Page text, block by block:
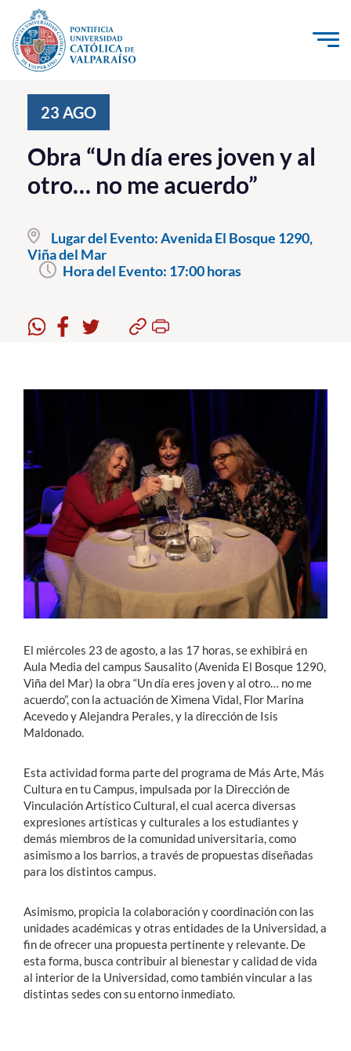
Click acá para ir directamente al contenido
Investigación, Creación e Innovación
PUCV Internacional
Vinculación con el Medio
Admisión
Pregrado
Estudiantes
Académicos
Funcionarios
Alumni
English
23 AGO
Obra “Un día eres joven y al
otro… no me acuerdo”
Lugar del Evento:Avenida El Bosque 1290,
Viña del Mar
Hora del Evento: 17:00 horas
El miércoles 23 de agosto, a las 17 horas, se exhibirá en
Aula Media del campus Sausalito (Avenida El Bosque 1290,
Viña del Mar) la obra “Un día eres joven y al otro… no me
acuerdo”, con la actuación de Ximena Vidal, Flor Marina
Acevedo y Alejandra Perales, y la dirección de Isis
Maldonado.
Esta actividad forma parte del programa de Más Arte, Más
Cultura en tu Campus, impulsada por la Dirección de
Vinculación Artístico Cultural, el cual acerca diversas
expresiones artísticas y culturales a los estudiantes y
demás miembros de la comunidad universitaria, como
asimismo a los barrios, a través de propuestas diseñadas
para los distintos campus.
Asimismo, propicia la colaboración y coordinación con las
unidades académicas y otras entidades de la Universidad, a
fin de ofrecer una propuesta pertinente y relevante. De
esta forma, busca contribuir al bienestar y calidad de vida
al interior de la Universidad, como también vincular a las
distintas sedes con su entorno inmediato.